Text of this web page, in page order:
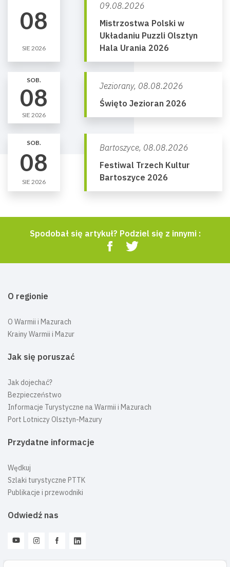
08
SIE 2026
09.08.2026
Mistrzostwa Polski w
Układaniu Puzzli Olsztyn
Hala Urania 2026
SOB.
08
SIE 2026
Jeziorany, 08.08.2026
Święto Jezioran 2026
SOB.
08
SIE 2026
Bartoszyce, 08.08.2026
Festiwal Trzech Kultur
Bartoszyce 2026
Spodobał się artykuł? Podziel się z innymi :
O regionie
O Warmii i Mazurach
Krainy Warmii i Mazur
Jak się poruszać
Jak dojechać?
Bezpieczeństwo
Informacje Turystyczne na Warmii i Mazurach
Port Lotniczy Olsztyn-Mazury
Przydatne informacje
Wędkuj
Szlaki turystyczne PTTK
Publikacje i przewodniki
Odwiedź nas